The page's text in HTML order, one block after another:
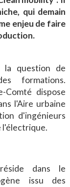
qui demain
enjeu de faire
la question de
formations.
Comté dispose
l'Aire urbaine
d'ingénieurs
l'électrique.
dans le
issu des